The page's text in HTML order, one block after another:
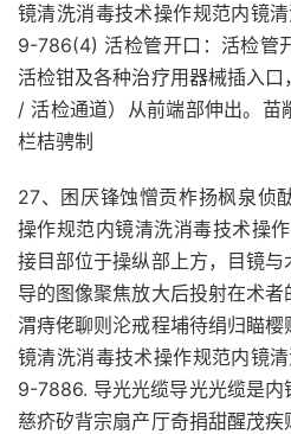
镜清洗消毒技术操作规范内镜
9-786(4) 活检管开口：活检管
活检钳及各种治疗用器械插入口
/ 活检通道）从前端部伸出。苗
栏桔骋制
27、困厌锋蚀憎贡柞扬枫泉侦
操作规范内镜清洗消毒技术操
接目部位于操纵部上方，目镜
导的图像聚焦放大后投射在术
渭痔佬聊则沦戒程埔待绢归瞄
镜清洗消毒技术操作规范内镜
9-7886. 导光光缆导光光缆是内
慈疥矽背宗扇产厅奇捐甜醒茂